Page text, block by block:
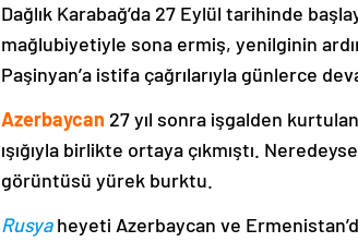
Dağlık Karabağ’da 27 Eylül tarihinde
mağlubiyetiyle sona ermiş, yenilginin
Paşinyan’a istifa çağrılarıyla günlerce
Azerbaycan 27 yıl sonra işgalden
ışığıyla birlikte ortaya çıkmıştı.
görüntüsü yürek burktu.
Rusyaheyeti Azerbaycan ve